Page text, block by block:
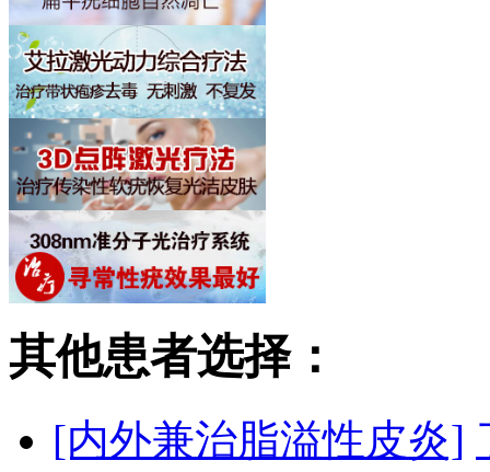
其他患者选择：
[内外兼治脂溢性皮炎]